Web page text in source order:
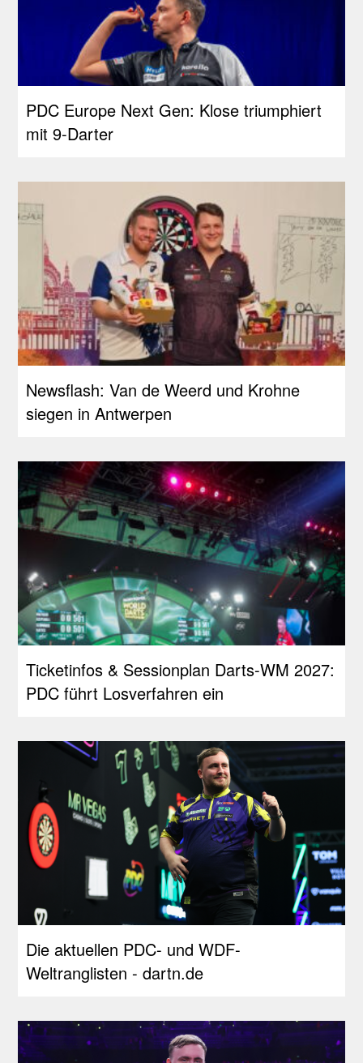
PDC Europe Next Gen: Klose triumphiert
mit 9-Darter
Newsflash: Van de Weerd und Krohne
siegen in Antwerpen
Ticketinfos & Sessionplan Darts-WM 2027:
PDC führt Losverfahren ein
Die aktuellen PDC- und WDF-
Weltranglisten - dartn.de